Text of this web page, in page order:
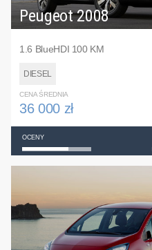
Peugeot 2008
1.6 BlueHDI 100 KM
DIESEL
CENA ŚREDNIA
36 000 zł
OCENY